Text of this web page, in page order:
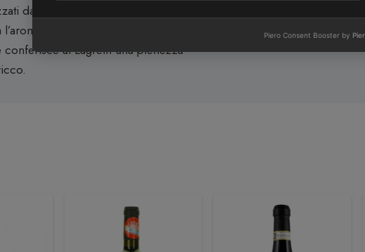
da un sottile profumo floreale di
Al gusto rivela una struttura
al Lagrein una pienezza
Piero Consent Booster by